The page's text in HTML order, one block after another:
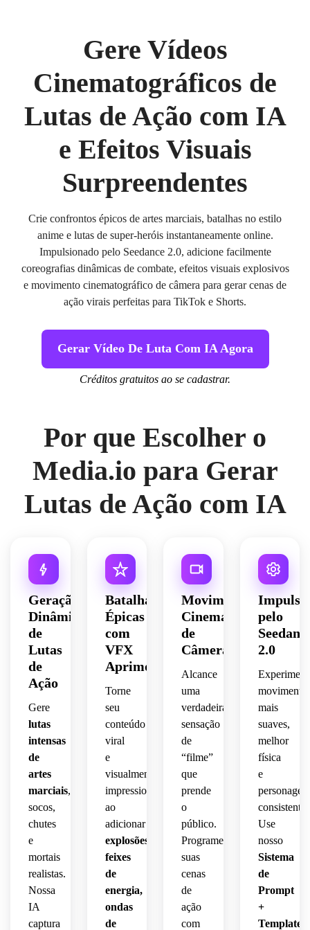
Gere Vídeos
Cinematográficos de
Lutas de Ação com IA
e Efeitos Visuais
Surpreendentes
Crie confrontos épicos de artes marciais, batalhas no estilo
anime e lutas de super-heróis instantaneamente online.
Impulsionado pelo Seedance 2.0, adicione facilmente
coreografias dinâmicas de combate, efeitos visuais explosivos
e movimento cinematográfico de câmera para gerar cenas de
ação virais perfeitas para TikTok e Shorts.
Gerar Vídeo De Luta Com IA Agora
Créditos gratuitos ao se cadastrar.
Por que Escolher o
Media.io para Gerar
Lutas de Ação com IA
Geração
Dinâmica
de
Lutas
de
Ação
Gere
lutas
intensas
de
artes
marciais,
socos,
chutes
e
mortais
realistas.
Nossa
IA
captura
Batalhas
Épicas
com
VFX
Aprimorado
Torne
seu
conteúdo
viral
e
visualmente
impressionante
ao
adicionar
explosões,
feixes
de
energia,
ondas
de
Movimento
Cinematográfico
de
Câmera
Alcance
uma
verdadeira
sensação
de
“filme”
que
prende
o
público.
Programe
suas
cenas
de
ação
com
pelo
2.0
mais
suaves,
melhor
física
e
Use
nosso
Sistema
de
Prompt
+
Template